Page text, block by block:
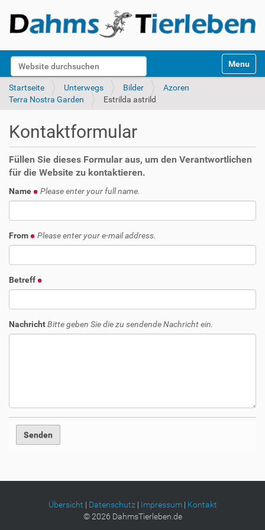
Website durchsuchen
k
Toggle
Startseite Unterwegs Bilder
Azoren
Terra Nostra Garden
Estrilda astrild
Kontaktformular
Füllen Sie dieses Formular aus, um den Verantwortlichen
für die Website zu kontaktieren.
Name Please enter your full name.
From Please enter your e-mail address.
Betreff
NachrichtBitte geben Sie die zu sendende Nachricht ein.
Übersicht | Datenschutz| Impressum| Kontakt
©2026 DahmsTierleben.de